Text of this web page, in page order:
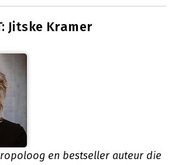
Jitske Kramer
en bestseller auteur die